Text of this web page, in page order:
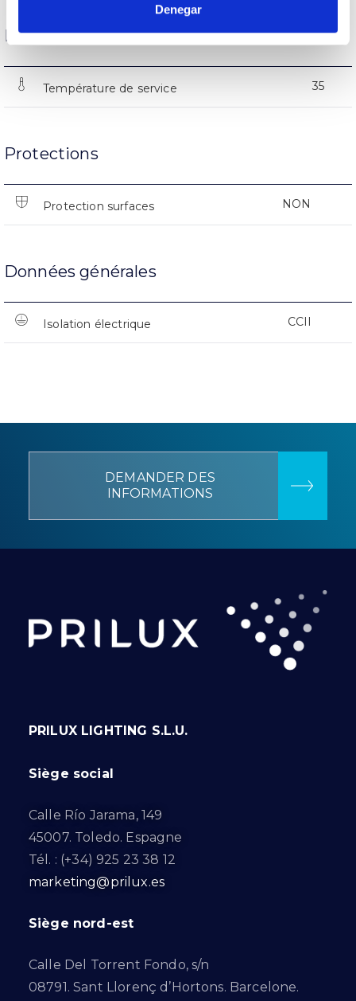
Denegar
État de fonctionnement
Température de service 35
Protections
Protection surfaces NON
Données générales
Isolation électrique CCII
DEMANDER DES
INFORMATIONS
PRILUX LIGHTING S.L.U.
Siège social
Calle Río Jarama, 149
45007. Toledo. Espagne
Tél. : (+34) 925 23 38 12
marketing@prilux.es
Siège nord-est
Calle Del Torrent Fondo, s/n
08791. Sant Llorenç d’Hortons. Barcelone.